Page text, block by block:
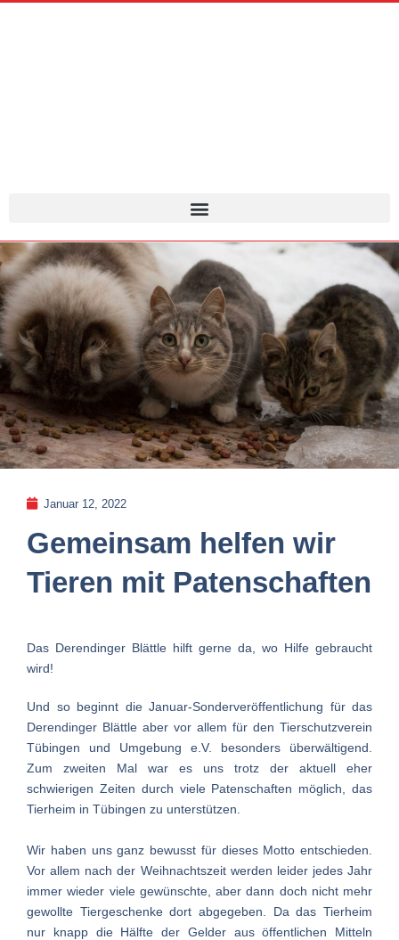
Januar 12, 2022
Gemeinsam helfen wir
Tieren mit Patenschaften
Das Derendinger Blättle hilft gerne da, wo Hilfe gebraucht
wird!
Und so beginnt die Januar-Sonderveröffentlichung für das
Derendinger Blättle aber vor allem für den Tierschutzverein
Tübingen und Umgebung e.V. besonders überwältigend.
Zum zweiten Mal war es uns trotz der aktuell eher
schwierigen Zeiten durch viele Patenschaften möglich, das
Tierheim in Tübingen zu unterstützen.
Wir haben uns ganz bewusst für dieses Motto entschieden.
Vor allem nach der Weihnachtszeit werden leider jedes Jahr
immer wieder viele gewünschte, aber dann doch nicht mehr
gewollte Tiergeschenke dort abgegeben. Da das Tierheim
nur knapp die Hälfte der Gelder aus öffentlichen Mitteln